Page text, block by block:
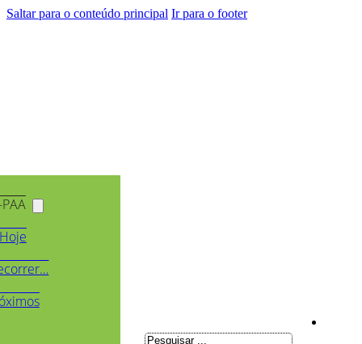
Saltar para o conteúdo principal Ir para o footer
Pesquisar